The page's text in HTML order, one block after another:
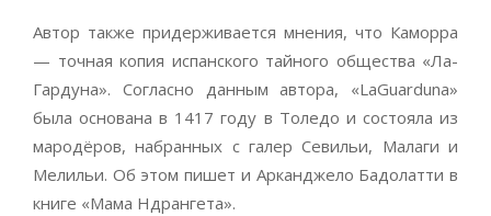
Автор также придерживается мнения, что Каморра
— точная копия испанского тайного общества «Ла-
Гардуна». Согласно данным автора, «LaGuarduna»
была основана в 1417 году в Толедо и состояла из
мародёров, набранных с галер Севильи, Малаги и
Мелильи. Об этом пишет и Арканджело Бадолатти в
книге «Мама Ндрангета».